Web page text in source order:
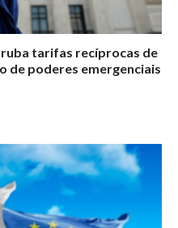
tarifas recíprocas de
de poderes emergenciais